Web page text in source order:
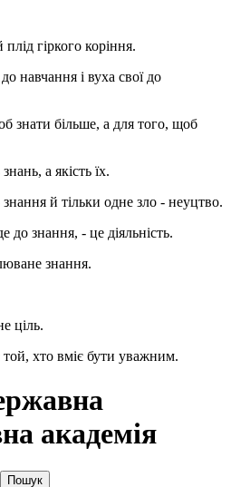
гіркого коріння.
навчання і вуха свої до
знати більше, а для того, щоб
а якість їх.
й тільки одне зло - неуцтво.
знання, - це діяльність.
знання.
ціль.
той, хто вміє бути уважним.
академія